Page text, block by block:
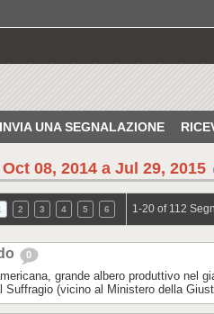
INVIA UNA SEGNALAZIONE
Oct 08, 2014 a Jul 29, 2015
2 3 4 5 6 1-20 of 112
0
grande albero produttivo nel
Suffragio (vicino al Ministero della